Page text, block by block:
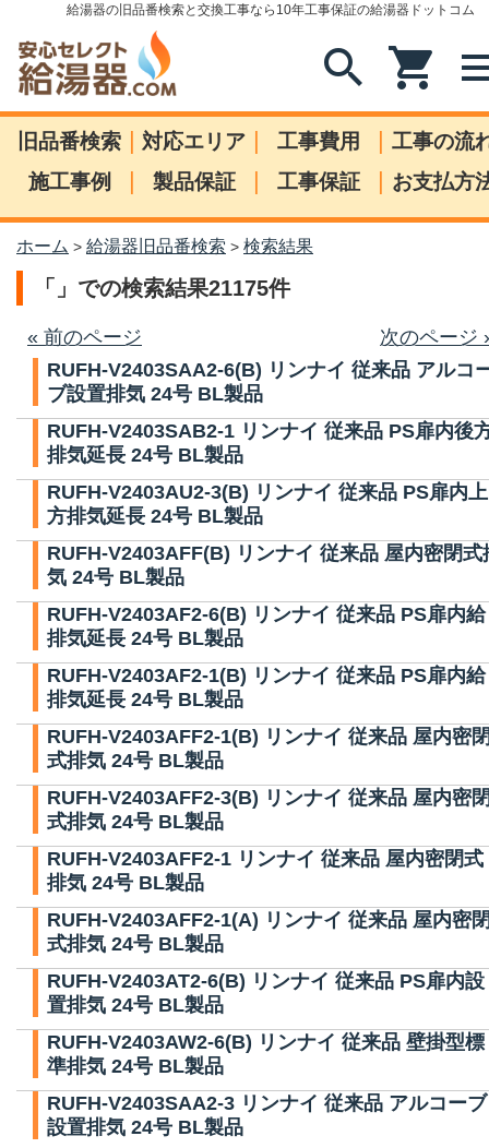
給湯器の旧品番検索と交換工事なら10年工事保証の給湯器ドットコム
search shopping_cart
旧品番検索 | 対応エリア | 工事費用 | 工事の流
施工事例
| 製品保証 | 工事保証 | お支払方
ホーム > 給湯器旧品番検索 > 検索結果
「」での検索結果21175件
次のページ
« 前のページ
RUFH-V2403SAA2-6(B) リンナイ 従来品 アルコ
ブ設置排気 24号 BL製品
RUFH-V2403SAB2-1 リンナイ 従来品 PS扉内後
排気延長 24号 BL製品
RUFH-V2403AU2-3(B) リンナイ 従来品 PS扉内上
方排気延長 24号 BL製品
RUFH-V2403AFF(B) リンナイ 従来品 屋内密閉式
気 24号 BL製品
RUFH-V2403AF2-6(B) リンナイ 従来品 PS扉内給
排気延長 24号 BL製品
RUFH-V2403AF2-1(B) リンナイ 従来品 PS扉内給
排気延長 24号 BL製品
RUFH-V2403AFF2-1(B) リンナイ 従来品 屋内密
式排気 24号 BL製品
RUFH-V2403AFF2-3(B) リンナイ 従来品 屋内密
式排気 24号 BL製品
RUFH-V2403AFF2-1 リンナイ 従来品 屋内密閉式
排気 24号 BL製品
RUFH-V2403AFF2-1(A) リンナイ 従来品 屋内密
式排気 24号 BL製品
RUFH-V2403AT2-6(B) リンナイ 従来品 PS扉内設
置排気 24号 BL製品
RUFH-V2403AW2-6(B) リンナイ 従来品 壁掛型標
準排気 24号 BL製品
RUFH-V2403SAA2-3 リンナイ 従来品 アルコーブ
設置排気 24号 BL製品